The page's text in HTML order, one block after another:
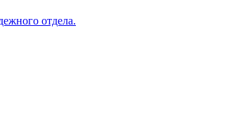
отдела.